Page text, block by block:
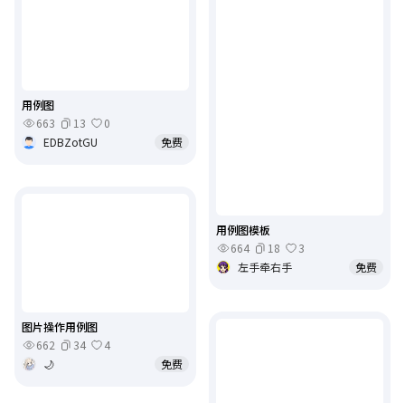
用例图模板
664
18
3
左手牵右手
免费
用例图
663
13
0
EDBZotGU
免费
图片操作用例图
662
34
4
🌙
免费